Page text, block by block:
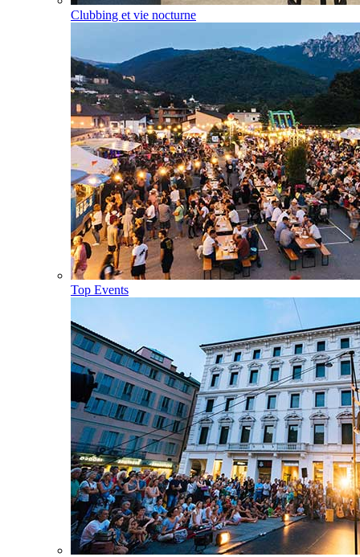
Clubbing et vie nocturne
Top Events